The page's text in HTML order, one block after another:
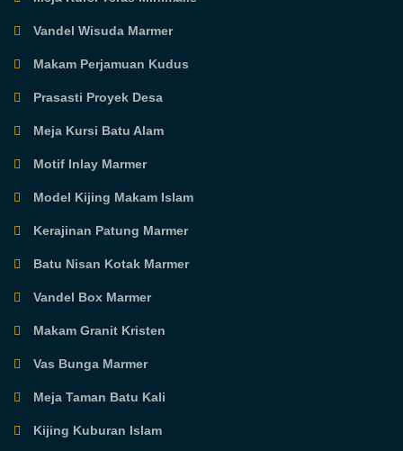
Vandel Wisuda Marmer
Makam Perjamuan Kudus
Prasasti Proyek Desa
Meja Kursi Batu Alam
Motif Inlay Marmer
Model Kijing Makam Islam
Kerajinan Patung Marmer
Batu Nisan Kotak Marmer
Vandel Box Marmer
Makam Granit Kristen
Vas Bunga Marmer
Meja Taman Batu Kali
Kijing Kuburan Islam